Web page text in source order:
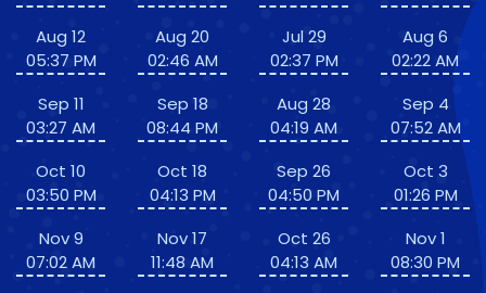
Aug 12
05:37 PM
Sep 11
03:27 AM
Oct 10
03:50 PM
Nov 9
07:02 AM
Aug 20
02:46 AM
Sep 18
08:44 PM
Oct 18
04:13 PM
Nov 17
11:48 AM
Jul 29
02:37 PM
Aug 28
04:19 AM
Sep 26
04:50 PM
Oct 26
04:13 AM
Aug 6
02:22 AM
Sep 4
07:52 AM
Oct 3
01:26 PM
Nov 1
08:30 PM